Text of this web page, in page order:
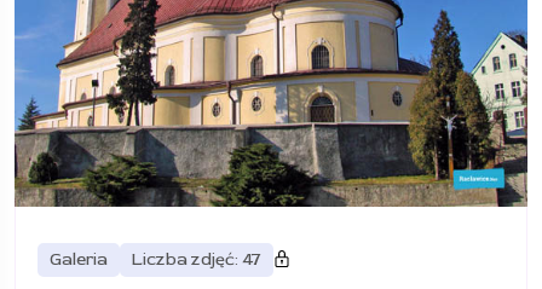
Galeria Liczba zdjęć: 47